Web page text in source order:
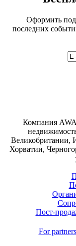
Оформить
последних
Компания
Великобритании,
Хорватии,
Пост-
For partners